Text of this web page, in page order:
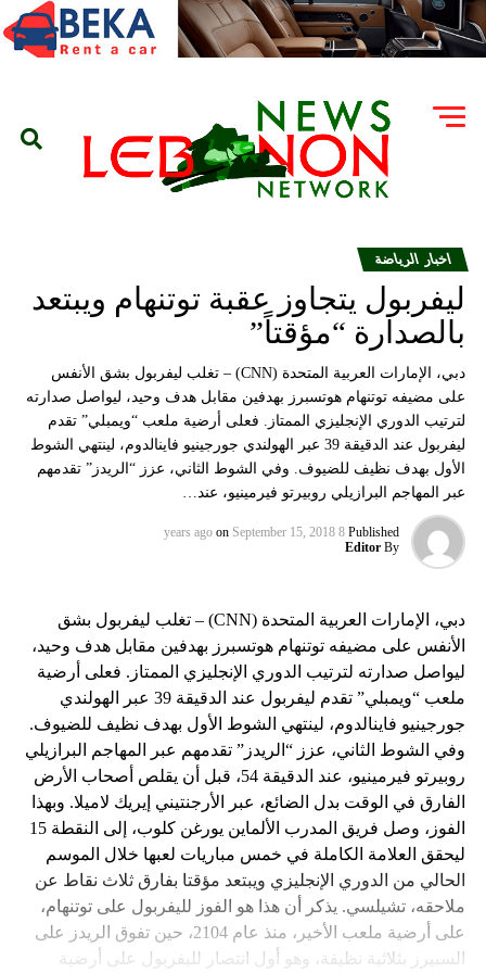
اخبار الرياضة
ليفربول يتجاوز عقبة توتنهام ويبتعد
بالصدارة “مؤقتاً”
دبي، الإمارات العربية المتحدة (CNN) – تغلب ليفربول بشق الأنفس
على مضيفه توتنهام هوتسبرز بهدفين مقابل هدف وحيد، ليواصل صدارته
لترتيب الدوري الإنجليزي الممتاز. فعلى أرضية ملعب “ويمبلي” تقدم
ليفربول عند الدقيقة 39 عبر الهولندي جورجينيو فاينالدوم، لينتهي الشوط
الأول بهدف نظيف للضيوف. وفي الشوط الثاني، عزز “الريدز” تقدمهم
عبر المهاجم البرازيلي روبيرتو فيرمينيو، عند…
Published
8 years ago
on September 15, 2018
By
Editor
دبي، الإمارات العربية المتحدة (CNN) – تغلب ليفربول بشق
الأنفس على مضيفه توتنهام هوتسبرز بهدفين مقابل هدف وحيد،
ليواصل صدارته لترتيب الدوري الإنجليزي الممتاز. فعلى أرضية
ملعب “ويمبلي” تقدم ليفربول عند الدقيقة 39 عبر الهولندي
جورجينيو فاينالدوم، لينتهي الشوط الأول بهدف نظيف للضيوف.
وفي الشوط الثاني، عزز “الريدز” تقدمهم عبر المهاجم البرازيلي
روبيرتو فيرمينيو، عند الدقيقة 54، قبل أن يقلص أصحاب الأرض
الفارق في الوقت بدل الضائع، عبر الأرجنتيني إيريك لاميلا. وبهذا
الفوز، وصل فريق المدرب الألماين يورغن كلوب، إلى النقطة 15
ليحقق العلامة الكاملة في خمس مباريات لعبها خلال الموسم
الحالي من الدوري الإنجليزي ويبتعد مؤقتا بفارق ثلاث نقاط عن
ملاحقه، تشيلسي. يذكر أن هذا هو الفوز لليفربول على توتنهام،
على أرضية ملعب الأخير، منذ عام 2104، حين تفوق الريدز على
السبيرز بثلاثية نظيفة، وهو أول انتصار لليفربول على أرضية